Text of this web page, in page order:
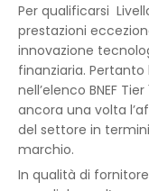
Per qualificarsi
prestazioni
innovazione
finanziaria.
nell’elenco BNEF
ancora una volta
del settore in
marchio.
In qualità di